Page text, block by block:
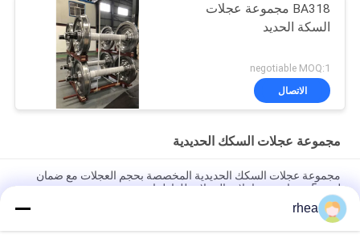
BA318 مجموعة عجلات
السكة الحديد
negotiable MOQ:1
الاتصال
مجموعة عجلات السكك الحديدية
مجموعة عجلات السكك الحديدية المخصصة بحجم العجلات مع ضمان
لمدة 5 سنوات ومحاملات العجلات للقاطرات
عجلات عربات الشحن
rhea